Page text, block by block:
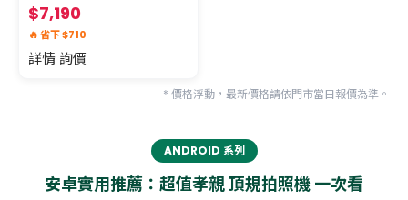
$7,190
🔥 省下 $710
詳情 詢價
* 價格浮動，最新價格請依門市當日報價為準。
ANDROID 系列
安卓實用推薦：超值孝親 頂規拍照機 一次看